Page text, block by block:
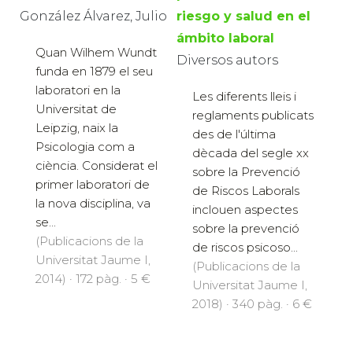
González Álvarez, Julio
Quan Wilhem Wundt
funda en 1879 el seu
laboratori en la
Universitat de
Leipzig, naix la
Psicologia com a
ciència. Considerat el
primer laboratori de
la nova disciplina, va
se...
(Publicacions de la
Universitat Jaume I,
2014) · 172 pàg. · 5 €
riesgo y salud en el
ámbito laboral
Diversos autors
Les diferents lleis i
reglaments publicats
des de l'última
dècada del segle xx
sobre la Prevenció
de Riscos Laborals
inclouen aspectes
sobre la prevenció
de riscos psicoso...
(Publicacions de la
Universitat Jaume I,
2018) · 340 pàg. · 6 €